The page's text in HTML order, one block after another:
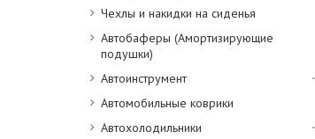
Чехлы и накидки на сиденья
Автобаферы (Амортизирующие
подушки)
Автоинструмент
Автомобильные коврики
Автохолодильники